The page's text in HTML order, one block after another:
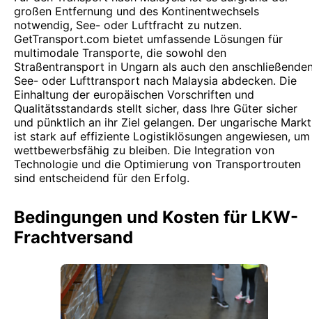
großen Entfernung und des Kontinentwechsels
notwendig, See- oder Luftfracht zu nutzen.
GetTransport.com bietet umfassende Lösungen für
multimodale Transporte, die sowohl den
Straßentransport in Ungarn als auch den
See- oder Lufttransport nach Malaysia abdecken. Die
Einhaltung der europäischen Vorschriften und
Qualitätsstandards stellt sicher, dass Ihre Güter sicher
und pünktlich an ihr Ziel gelangen. Der ungarische Markt
ist stark auf effiziente Logistiklösungen angewiesen, um
wettbewerbsfähig zu bleiben. Die Integration von
Technologie und die Optimierung von Transportrouten
sind entscheidend für den Erfolg.
Bedingungen und Kosten für LKW-
Frachtversand